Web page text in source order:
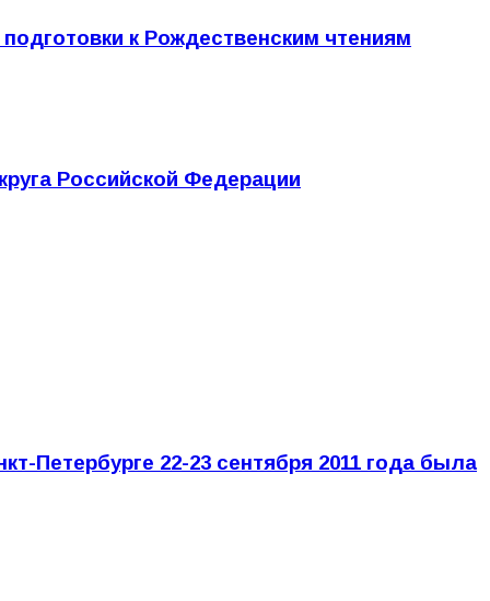
к Рождественским чтениям
Российской Федерации
Петербурге 22-23 сентября 2011 года была